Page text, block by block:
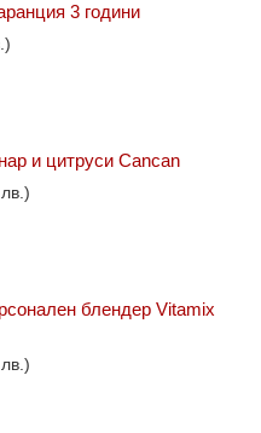
3 години
и цитруси Cancan
блендер Vitamix